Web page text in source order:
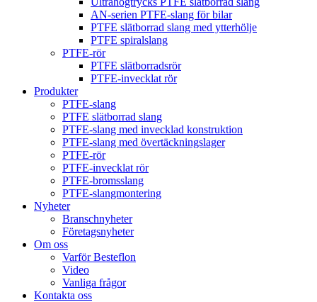
AN-serien PTFE-slang för bilar
PTFE slätborrad slang med ytterhölje
PTFE spiralslang
PTFE-rör
PTFE slätborradsrör
PTFE-invecklat rör
Produkter
PTFE-slang
PTFE slätborrad slang
PTFE-slang med invecklad konstruktion
PTFE-slang med övertäckningslager
PTFE-rör
PTFE-invecklat rör
PTFE-bromsslang
PTFE-slangmontering
Nyheter
Branschnyheter
Företagsnyheter
Om oss
Varför Besteflon
Video
Vanliga frågor
Kontakta oss